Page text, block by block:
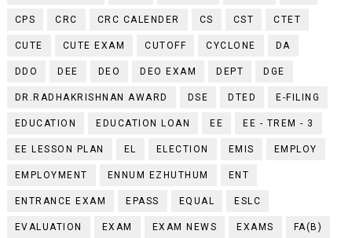
CPS CRC CRC CALENDER CS CST CTET
CUTE CUTE EXAM CUTOFF CYCLONE DA
DDO DEE DEO DEO EXAM DEPT DGE
DR.RADHAKRISHNAN AWARD DSE DTED E-FILING
EDUCATION EDUCATION LOAN EE EE - TREM - 3
EE LESSON PLAN EL ELECTION EMIS EMPLOY
EMPLOYMENT ENNUM EZHUTHUM ENT
ENTRANCE EXAM EPASS EQUAL ESLC
EVALUATION EXAM EXAM NEWS EXAMS FA(B)